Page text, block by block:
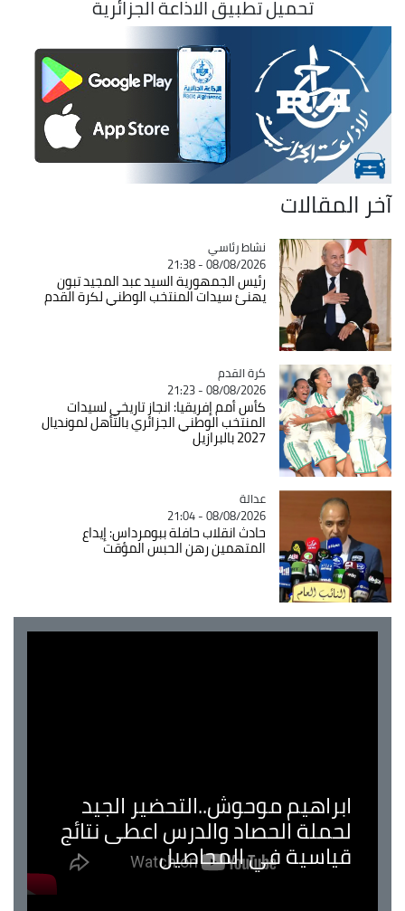
تحميل تطبيق الاذاعة الجزائرية
آخر المقالات
Catégorie
نشاط رئاسي
08/08/2026 - 21:38
رئيس الجمهورية السيد عبد المجيد تبون
يهنئ سيدات المنتخب الوطني لكرة القدم
Catégorie
كرة القدم
08/08/2026 - 21:23
كأس أمم إفريقيا: انجاز تاريخي لسيدات
المنتخب الوطني الجزائري بالتأهل لمونديال
2027 بالبرازيل
Catégorie
عدالة
08/08/2026 - 21:04
حادث انقلاب حافلة ببومرداس: إيداع
المتهمين رهن الحبس المؤقت
ابراهيم موحوش..التحضير الجيد
لحملة الحصاد والدرس اعطى نتائج
قياسية في المحاصيل